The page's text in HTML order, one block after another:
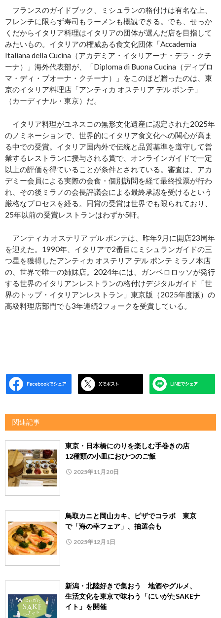
フランスのガイドブック、ミシュランの格付けは有名な上、
フレンチに限らず寿司もラーメンも概観できる。でも、せっか
くだからイタリア料理はイタリアの団体が選んだ店を目指して
みたいもの。イタリアの権威ある食文化団体「Accademia
Italiana della Cucina（アカデミア・イタリアーナ・デラ・クチ
ーナ）」海外代表部が、「Diploma di Buona Cucina（ディプロ
マ・ディ・ブオーナ・クチーナ）」をこのほど贈ったのは、東
京のイタリア料理店「アンティカ オステリア デル ポンテ」
（カーディナル・東京）だ。
イタリア料理がユネスコの無形文化遺産に認定された2025年
のノミネーションで、世界的にイタリア食文化への関心が高ま
る中での受賞。イタリア国内外で伝統と品質基準を遵守して営
業するレストランに授与される賞で、オンラインガイドで一定
以上の評価を得ていることが条件とされている。審査は、アカ
デミー会員による実際の会食・個別訪問を経て最終投票が行わ
れ、その後ミラノの会長評議会による最終承認を受けるという
厳格なプロセスを経る。同賞の受賞は世界でも限られており、
25年以前の受賞レストランはわずか5軒。
アンティカ オステリア デル ポンテは、昨年9月に開店23周年
を迎えた。1990年、イタリアで2番目にミシュランガイドの三
つ星を獲得したアンティカ オステリア デル ポンテ ミラノ本店
の、世界で唯一の姉妹店。2024年には、ガンベロロッソが発行
する世界のイタリアンレストランの格付けデジタルガイド「世
界のトップ・イタリアンレストラン」東京版（2025年度版）の
高級料理店部門でも3年連続2フォークを受賞している。
関連記事
東京・日本橋にのりを楽しむ手巻きの店
12種類の小皿におひつのご飯
2025年11月20日
鳥取カニと岡山カキ、ピザでコラボ 東京
で「海の幸フェア」、抽選会も
2025年12月1日
新潟・北陸好きで集おう 地酒やグルメ、
生活文化を東京で味わう「にいがたSAKEナ
イト」を開催